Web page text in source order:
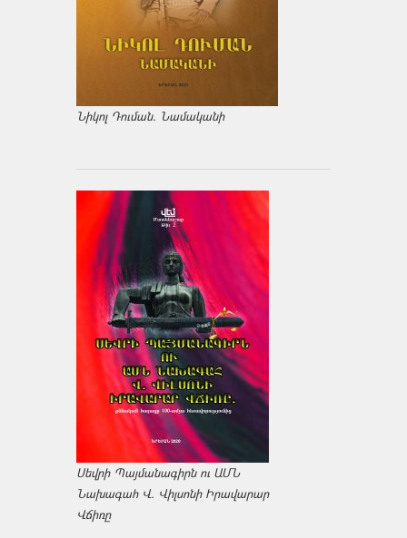
Նիկոլ Դուման. Նամականի
Սեվրի Պայմանագիրն ու ԱՄՆ
Նախագահ Վ. Վիլսոնի Իրավարար
Վճիռը